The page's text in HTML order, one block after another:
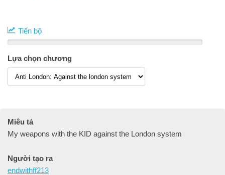
Tiến bộ
Lựa chọn chương
Miêu tả
My weapons with the KID against the London system
Người tạo ra
endwithff213